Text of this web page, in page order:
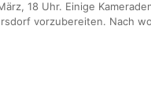
18 Uhr. Einige
vorzubereiten. Nach